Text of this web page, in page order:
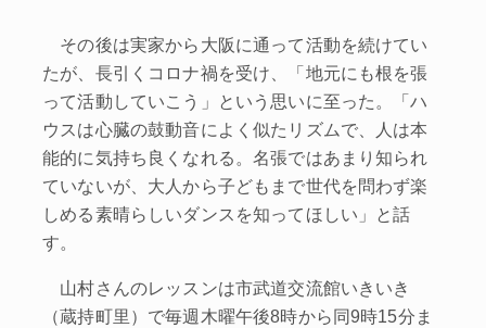
その後は実家から大阪に通って活動を続けてい
たが、長引くコロナ禍を受け、「地元にも根を張
って活動していこう」という思いに至った。「ハ
ウスは心臓の鼓動音によく似たリズムで、人は本
能的に気持ち良くなれる。名張ではあまり知られ
ていないが、大人から子どもまで世代を問わず楽
しめる素晴らしいダンスを知ってほしい」と話
す。
山村さんのレッスンは市武道交流館いきいき
（蔵持町里）で毎週木曜午後8時から同9時15分ま